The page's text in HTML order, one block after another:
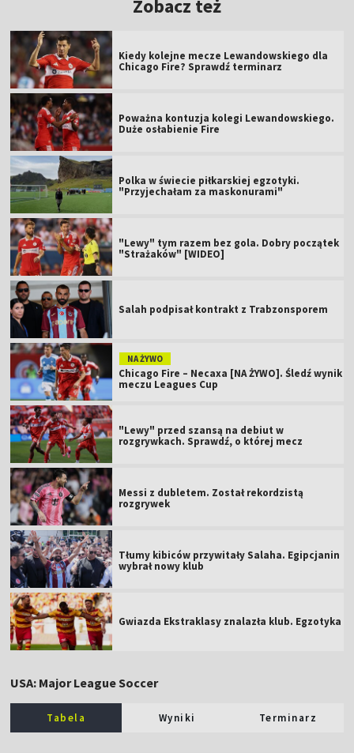
Zobacz też
Kiedy kolejne mecze Lewandowskiego dla
Chicago Fire? Sprawdź terminarz
Poważna kontuzja kolegi Lewandowskiego.
Duże osłabienie Fire
Polka w świecie piłkarskiej egzotyki.
"Przyjechałam za maskonurami"
"Lewy" tym razem bez gola. Dobry początek
"Strażaków" [WIDEO]
Salah podpisał kontrakt z Trabzonsporem
NA ŻYWO
Chicago Fire – Necaxa [NA ŻYWO]. Śledź wynik
meczu Leagues Cup
"Lewy" przed szansą na debiut w
rozgrywkach. Sprawdź, o której mecz
Messi z dubletem. Został rekordzistą
rozgrywek
Tłumy kibiców przywitały Salaha. Egipcjanin
wybrał nowy klub
Gwiazda Ekstraklasy znalazła klub. Egzotyka
USA: Major League Soccer
Tabela Wyniki Terminarz